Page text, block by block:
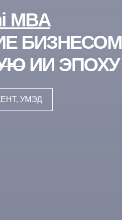
MBA
БИЗНЕСОМ
ИИ ЭПОХУ
УМЭД